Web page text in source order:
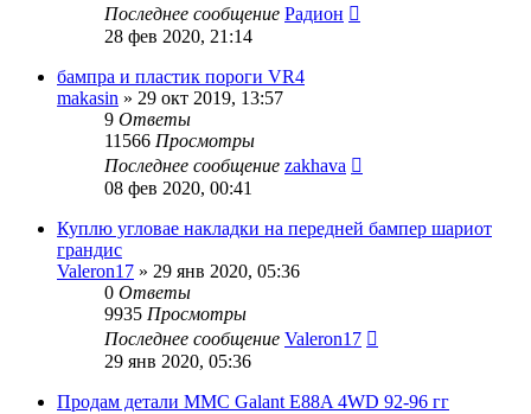
Последнее сообщение Радион
28 фев 2020, 21:14
бампра и пластик пороги VR4
makasin » 29 окт 2019, 13:57
9 Ответы
11566 Просмотры
Последнее сообщение zakhava
08 фев 2020, 00:41
Куплю угловае накладки на передней бампер шариот
грандис
Valeron17 » 29 янв 2020, 05:36
0 Ответы
9935 Просмотры
Последнее сообщение Valeron17
29 янв 2020, 05:36
Продам детали MMC Galant E88A 4WD 92-96 гг